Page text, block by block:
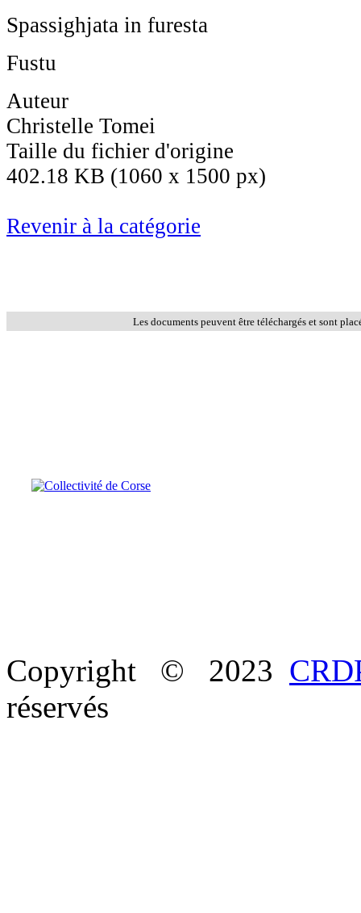
Spassighjata in furesta
Fustu
Auteur
Christelle Tomei
Taille du fichier d'origine
402.18 KB (1060 x 1500 px)
Revenir à la catégorie
Les documents peuvent être téléchargés et sont
Copyright © 2023
réservés